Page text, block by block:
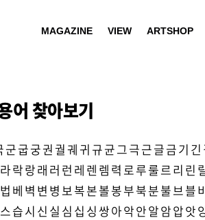
MAGAZINE VIEW ARTSHOP
어 찾아보기
군굽궁권 궐궤 귀 규균그극근글금기 긴
라락랑래 러 런 레 렌 렘 력 로루룰르리 린
법 베 벽 변 병 보복본볼봉부북분불브블
스습시 신 실 심 십 싱 쌍아악안알암압앗